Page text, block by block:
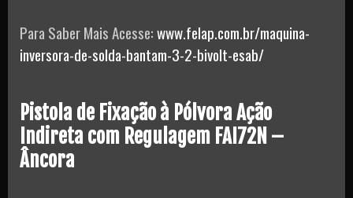
Para Saber Mais Acesse:www.felap.com.br/maquina-
inversora-de-solda-bantam-3-2-bivolt-esab/
Pistola de Fixação à Pólvora Ação
Indireta com Regulagem FAI72N –
Âncora